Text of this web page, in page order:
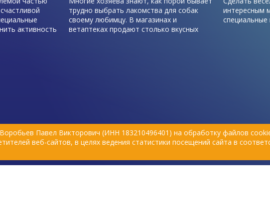
Павел Викторович (ИНН 183210496401) на обработку файлов
веб-сайтов, в целях ведения статистики посещений сайта в
активность
трудно выбрать лакомства для собак
своему любимцу. В магазинах и
ветаптеках продают столько вкусных
интересным
специальные